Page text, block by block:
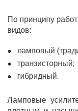
По принципу
видов:
ламповый
транзисторный;
гибридный.
Ламповые